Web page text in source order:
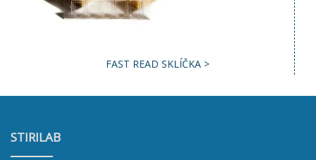
FAST READ SKLÍČKA >
STIRILAB